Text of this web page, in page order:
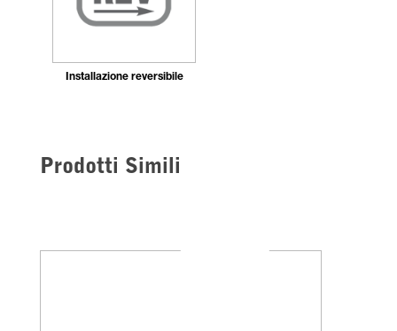
Installazione reversibile
Prodotti Simili